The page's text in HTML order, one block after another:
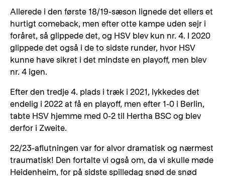
Allerede i den første 18/19-sæson lignede det ellers et
hurtigt comeback, men efter otte kampe uden sejr i
foråret, så glippede det, og HSV blev kun nr. 4. I 2020
glippede det også i de to sidste runder, hvor HSV
kunne have sikret i det mindste en playoff, men blev
nr. 4 igen.
Efter den tredje 4. plads i træk i 2021, lykkedes det
endelig i 2022 at få en playoff, men efter 1-0 i Berlin,
tabte HSV hjemme med 0-2 til Hertha BSC og blev
derfor i Zweite.
22/23-aflutningen var for alvor dramatisk og nærmest
traumatisk! Den fortalte vi også om, da vi skulle møde
Heidenheim, for på sidste spilledag snød de snød